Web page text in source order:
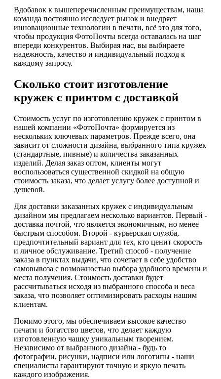
Вдобавок к вышеперечисленным преимуществам, наша
команда постоянно исследует рынок и внедряет
инновационные технологии в печати, всё это для того,
чтобы продукция ФотоПочты всегда оставалась на шаг
впереди конкурентов. Выбирая нас, вы выбираете
надежность, качество и индивидуальный подход к
каждому запросу.
Сколько стоит изготовление
кружек с принтом с доставкой
Стоимость услуг по изготовлению кружек с принтом в
нашей компании «ФотоПочта» формируется из
нескольких ключевых параметров. Прежде всего, она
зависит от сложности дизайна, выбранного типа кружек
(стандартные, пивные) и количества заказанных
изделий. Делая заказ оптом, клиенты могут
воспользоваться существенной скидкой на общую
стоимость заказа, что делает услугу более доступной и
дешевой.
Для доставки заказанных кружек с индивидуальным
дизайном мы предлагаем несколько вариантов. Первый -
доставка почтой, что является экономичным, но менее
быстрым способом. Второй - курьерская служба,
предпочтительный вариант для тех, кто ценит скорость
и личное обслуживание. Третий способ - получение
заказа в пунктах выдачи, что сочетает в себе удобство
самовывоза с возможностью выбора удобного времени и
места получения. Стоимость доставки будет
рассчитываться исходя из выбранного способа и веса
заказа, что позволяет оптимизировать расходы нашим
клиентам.
Помимо этого, мы обеспечиваем высокое качество
печати и богатство цветов, что делает каждую
изготовленную чашку уникальным творением.
Независимо от выбранного дизайна - будь то
фотографии, рисунки, надписи или логотипы - наши
специалисты гарантируют точную и яркую печать
каждого изображения.